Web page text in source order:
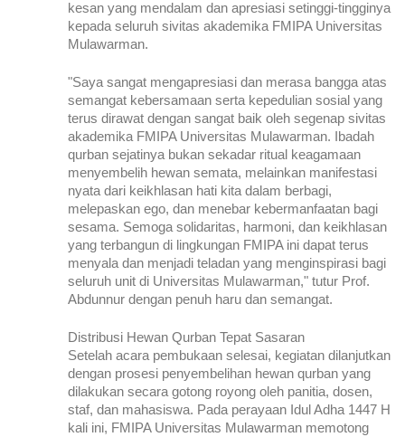
kesan yang mendalam dan apresiasi setinggi-tingginya
kepada seluruh sivitas akademika FMIPA Universitas
Mulawarman.
"Saya sangat mengapresiasi dan merasa bangga atas
semangat kebersamaan serta kepedulian sosial yang
terus dirawat dengan sangat baik oleh segenap sivitas
akademika FMIPA Universitas Mulawarman. Ibadah
qurban sejatinya bukan sekadar ritual keagamaan
menyembelih hewan semata, melainkan manifestasi
nyata dari keikhlasan hati kita dalam berbagi,
melepaskan ego, dan menebar kebermanfaatan bagi
sesama. Semoga solidaritas, harmoni, dan keikhlasan
yang terbangun di lingkungan FMIPA ini dapat terus
menyala dan menjadi teladan yang menginspirasi bagi
seluruh unit di Universitas Mulawarman," tutur Prof.
Abdunnur dengan penuh haru dan semangat.
Distribusi Hewan Qurban Tepat Sasaran
Setelah acara pembukaan selesai, kegiatan dilanjutkan
dengan prosesi penyembelihan hewan qurban yang
dilakukan secara gotong royong oleh panitia, dosen,
staf, dan mahasiswa. Pada perayaan Idul Adha 1447 H
kali ini, FMIPA Universitas Mulawarman memotong